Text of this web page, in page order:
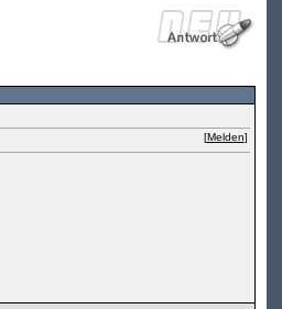
[Melden]